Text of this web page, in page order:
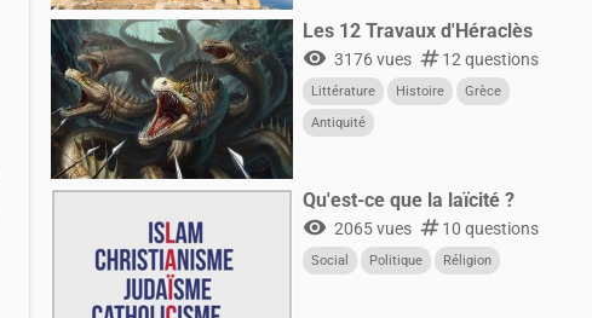
Les 12 Travaux d'Héraclès
visibility 3176 vues numbers12 questions
Littérature Histoire
Grèce
Antiquité
Qu'est-ce que la laïcité ?
visibility 2065 vues numbers10 questions
Social Politique Réligion